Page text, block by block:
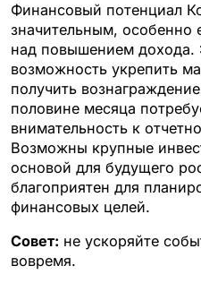
Финансовый потенциал
значительным, особенно
над повышением дохода.
возможность укрепить
получить
половине месяца
внимательность к
Возможны крупные
основой для будущего
благоприятен для
финансовых целей.
Совет: не ускоряйте
вовремя.